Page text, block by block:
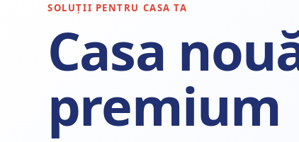
SOLUȚII PENTRU CASA TA
Casa
premium